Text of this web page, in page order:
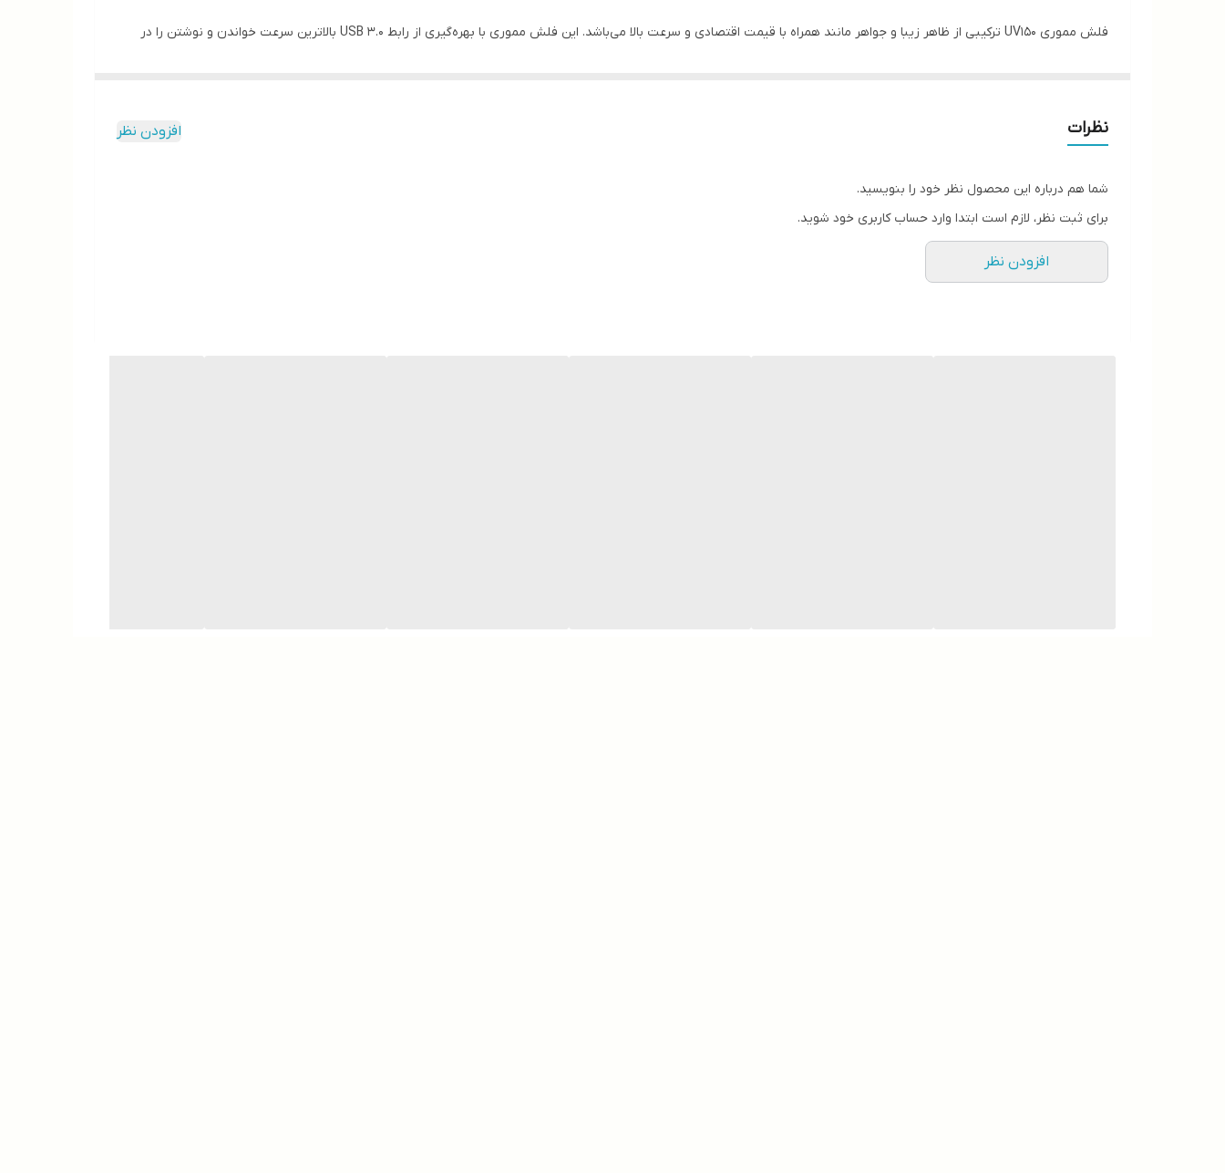
فلش مموری UV150 ترکیبی از ظاهر زیبا و جواهر مانند همراه با قیمت اقتصادی و سرعت بالا می‌باشد. این فلش مموری با بهره‌گیری از رابط USB 3.0 بالاترین سرعت خواندن و نوشتن را در
زیبایی آن را دو چندان کرده است. شما می‌توانید درپوش این فلش مموری را در حین استفاده در قسمت انتهایی آن قرار دهید تا گم نشود و فلش مموری زیبایی خود را همچنان حفظ کند.
نظرات افزودن نظر
شما هم درباره این محصول نظر خود را بنویسید.
برای ثبت نظر، لازم است ابتدا وارد حساب کاربری خود شوید.
افزودن نظر